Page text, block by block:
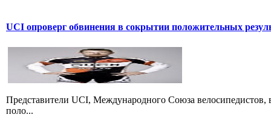
UCI опроверг обвинения в сокрытии положительных
Представители UCI, Международного Союза
поло...